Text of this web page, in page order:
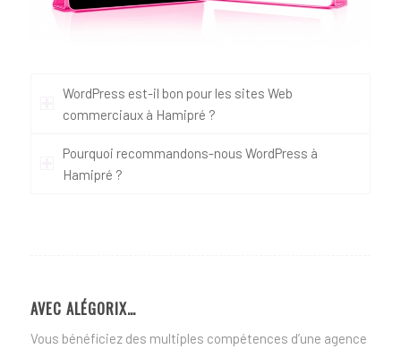
WordPress est-il bon pour les sites Web
commerciaux à Hamipré ?
Pourquoi recommandons-nous WordPress à
Hamipré ?
AVEC ALÉGORIX…
Vous bénéficiez des multiples compétences d’une agence